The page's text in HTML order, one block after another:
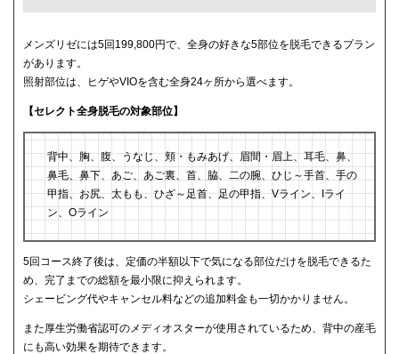
メンズリゼには5回199,800円で、全身の好きな5部位を脱毛できるプラン
があります。
照射部位は、ヒゲやVIOを含む全身24ヶ所から選べます。
【セレクト全身脱毛の対象部位】
背中、胸、腹、うなじ、頬・もみあげ、眉間・眉上、耳毛、鼻、
鼻毛、鼻下、あご、あご裏、首、脇、二の腕、ひじ～手首、手の
甲指、お尻、太もも、ひざ～足首、足の甲指、Vライン、Iライ
ン、Oライン
5回コース終了後は、定価の半額以下で気になる部位だけを脱毛できるた
め、完了までの総額を最小限に抑えられます。
シェービング代やキャンセル料などの追加料金も一切かかりません。
また厚生労働省認可のメディオスターが使用されているため、背中の産毛
にも高い効果を期待できます。